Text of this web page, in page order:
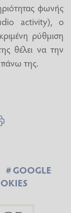
φωνής
activity), ο
ρύθμιση
θέλει να την
πάνω της.
GOOGLE